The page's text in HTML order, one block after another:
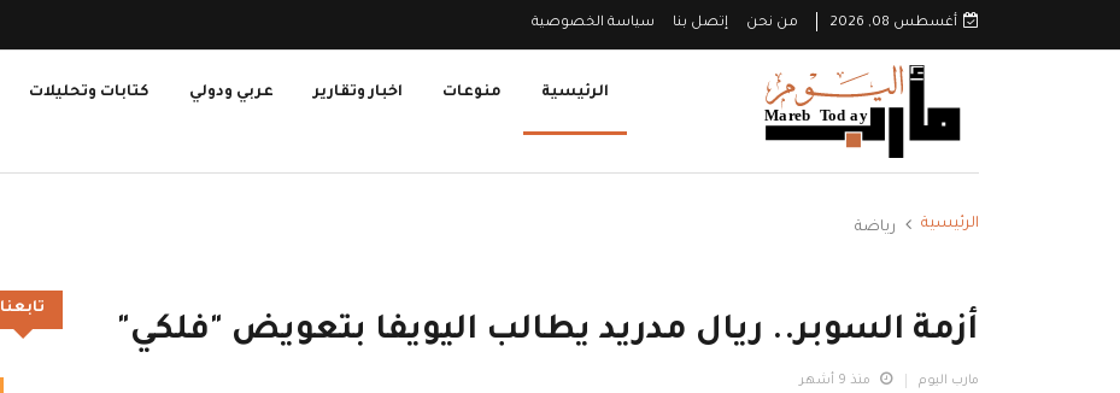
أغسطس 08, 2026 من نحن إتصل بنا سياسة الخصوصية
الرئيسية منوعات اخبار وتقارير عربي ودولي كتابات وتحليلات
الرئيسية رياضة
أزمة السوبر.. ريال مدريد يطالب اليويفا بتعويض "فلكي"
مارب اليوم منذ 9 أشهر
تابعنا